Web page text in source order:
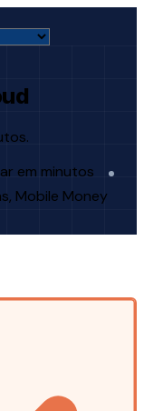
ar em minutos
Mobile Money